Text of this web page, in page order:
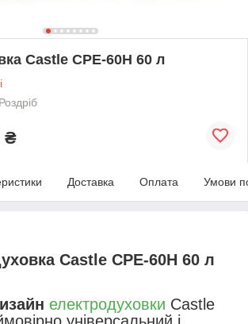
Castle CPE-60H 60 л
Роздріб
₴
Доставка Оплата Умови
Castle CPE-60H 60 л
електродуховки Castle